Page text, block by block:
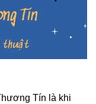
Tín là khi